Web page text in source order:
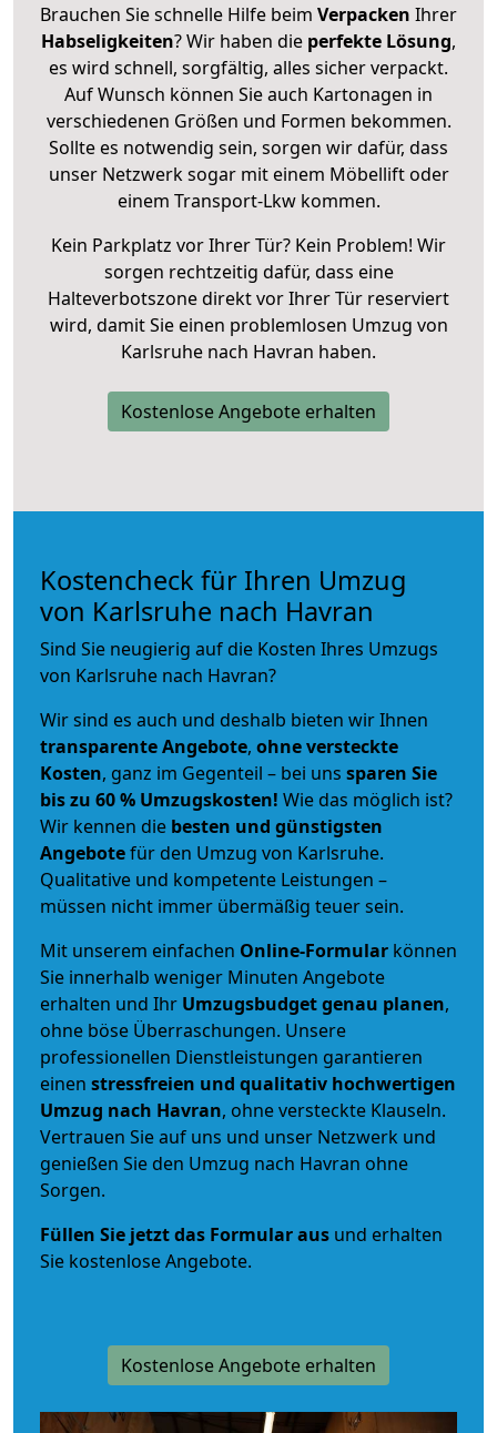
Brauchen Sie schnelle Hilfe beim Verpacken Ihrer
Habseligkeiten? Wir haben die perfekte Lösung,
es wird schnell, sorgfältig, alles sicher verpackt.
Auf Wunsch können Sie auch Kartonagen in
verschiedenen Größen und Formen bekommen.
Sollte es notwendig sein, sorgen wir dafür, dass
unser Netzwerk sogar mit einem Möbellift oder
einem Transport-Lkw kommen.
Kein Parkplatz vor Ihrer Tür? Kein Problem! Wir
sorgen rechtzeitig dafür, dass eine
Halteverbotszone direkt vor Ihrer Tür reserviert
wird, damit Sie einen problemlosen Umzug von
Karlsruhe nach Havran haben.
Kostenlose Angebote erhalten
Kostencheck für Ihren Umzug
von Karlsruhe nach Havran
Sind Sie neugierig auf die Kosten Ihres Umzugs
von Karlsruhe nach Havran?
Wir sind es auch und deshalb bieten wir Ihnen
transparente Angebote, ohne versteckte
Kosten, ganz im Gegenteil – bei uns sparen Sie
bis zu 60 % Umzugskosten! Wie das möglich ist?
Wir kennen die besten und günstigsten
Angebotefür den Umzug von Karlsruhe.
Qualitative und kompetente Leistungen –
müssen nicht immer übermäßig teuer sein.
Mit unserem einfachen Online-Formular können
Sie innerhalb weniger Minuten Angebote
erhalten und Ihr Umzugsbudgetgenau planen,
ohne böse Überraschungen. Unsere
professionellen Dienstleistungen garantieren
einen stressfreien und qualitativ hochwertigen
Umzug nach Havran, ohne versteckte Klauseln.
Vertrauen Sie auf uns und unser Netzwerk und
genießen Sie den Umzug nach Havran ohne
Sorgen.
Füllen Sie jetzt das Formular aus und erhalten
Sie kostenlose Angebote.
Kostenlose Angebote erhalten